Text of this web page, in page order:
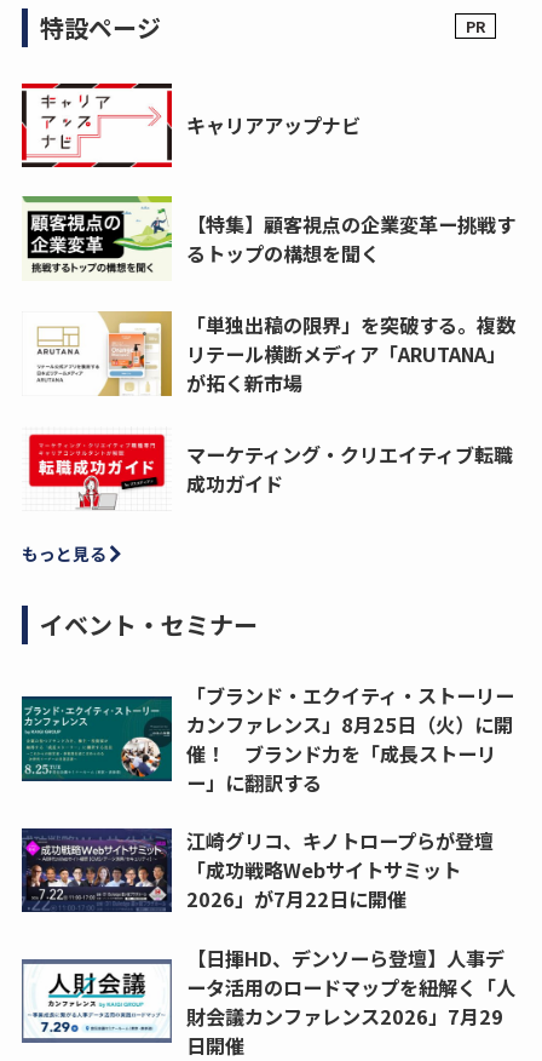
特設ページ
キャリアアップナビ
【特集】顧客視点の企業変革ー挑戦す
るトップの構想を聞く
「単独出稿の限界」を突破する。複数
リテール横断メディア「ARUTANA」
が拓く新市場
マーケティング・クリエイティブ転職
成功ガイド
もっと見る
イベント・セミナー
「ブランド・エクイティ・ストーリー
カンファレンス」8月25日（火）に開
催！ ブランド力を「成長ストーリ
ー」に翻訳する
江崎グリコ、キノトロープらが登壇
「成功戦略Webサイトサミット
2026」が7月22日に開催
【日揮HD、デンソーら登壇】人事デ
ータ活用のロードマップを紐解く「人
財会議カンファレンス2026」7月29
日開催